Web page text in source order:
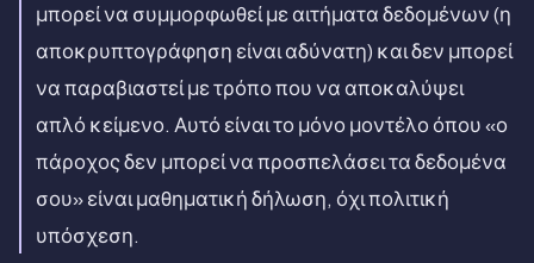
μπορεί να συμμορφωθεί με αιτήματα δεδομένων (η
αποκρυπτογράφηση είναι αδύνατη) και δεν μπορεί
να παραβιαστεί με τρόπο που να αποκαλύψει
απλό κείμενο. Αυτό είναι το μόνο μοντέλο όπου «ο
πάροχος δεν μπορεί να προσπελάσει τα δεδομένα
σου» είναι μαθηματική δήλωση, όχι πολιτική
υπόσχεση.